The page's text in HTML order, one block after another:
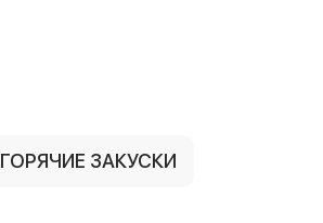
ГОРЯЧИЕ ЗАКУСКИ